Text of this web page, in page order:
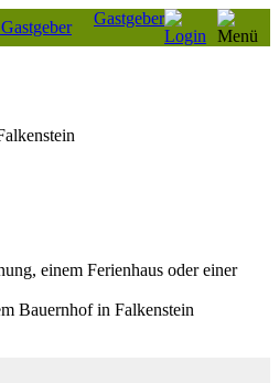
Gastgeber
einem Ferienhaus oder einer
Bauernhof in Falkenstein